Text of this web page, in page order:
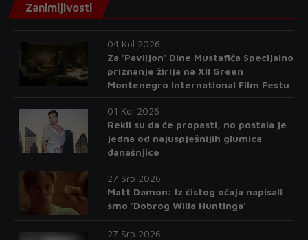
Zanimljivosti
04 Kol 2026
Za 'Paviljon' Dine Mustafića Specijalno
priznanje žirija na XII Green
Montenegro International Film Festu
01 Kol 2026
Rekli su da će propasti, no postala je
jedna od najuspješnijih glumica
današnjice
27 Srp 2026
Matt Damon: Iz čistog očaja napisali
smo 'Dobrog Willa Huntinga'
27 Srp 2026